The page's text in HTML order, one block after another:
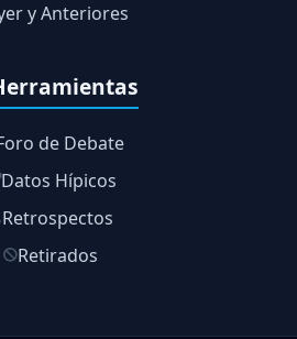
y Anteriores
de Debate
Datos Hípicos
Retrospectos
Retirados